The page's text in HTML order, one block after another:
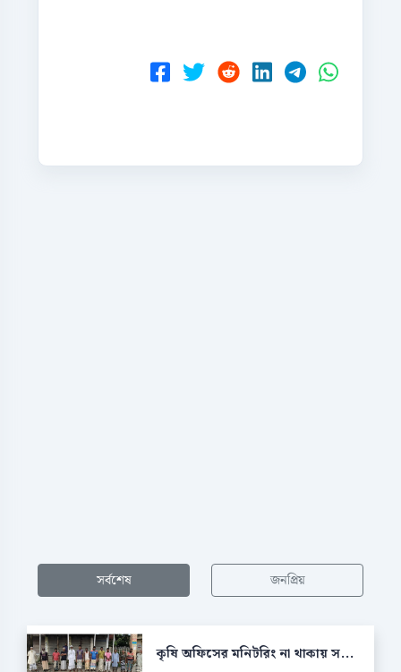
সর্বশেষ জনপ্রিয়
কৃষি অফিসের মনিটরিং না থাকায় স...